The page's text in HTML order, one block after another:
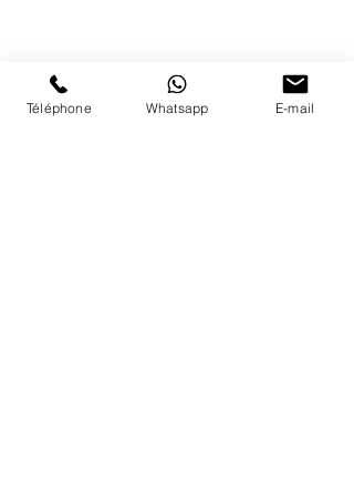
du lundi au vendredi de 9h à 18h
PAIEMENTS ACCEPTÉS
Téléphone Whatsapp E-mail